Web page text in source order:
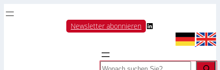
Newsletter abonnieren LinkedIn
Search